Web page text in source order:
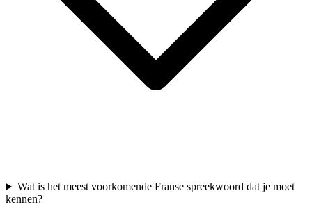
Wat is het meest voorkomende Franse spreekwoord dat je moet
kennen?